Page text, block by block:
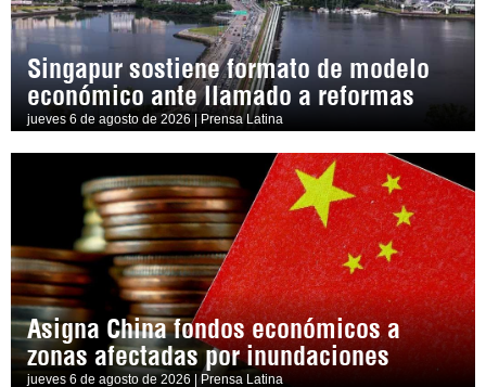
Singapur sostiene formato de modelo
económico ante llamado a reformas
jueves 6 de agosto de 2026 | Prensa Latina
Asigna China fondos económicos a
zonas afectadas por inundaciones
jueves 6 de agosto de 2026 | Prensa Latina